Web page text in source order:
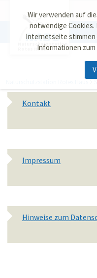
Wir verwenden auf
notwendige
Internetseite stimmen
Informationen
Naturschutzstation
Rotes Haus
Naturschutzstation Rotes Haus
Kontakt
Impressum
Hinweise zum